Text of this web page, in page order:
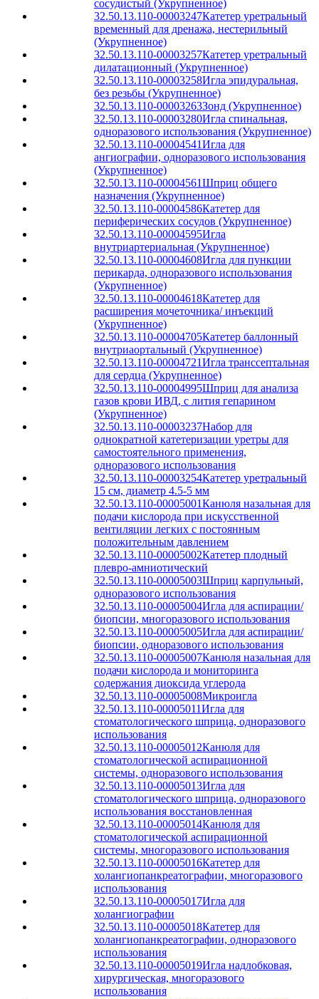
сосудистый (Укрупненное)
32.50.13.110-00003247Катетер уретральный
временный для дренажа, нестерильный
(Укрупненное)
32.50.13.110-00003257Катетер уретральный
дилатационный (Укрупненное)
32.50.13.110-00003258Игла эпидуральная,
без резьбы (Укрупненное)
32.50.13.110-00003263Зонд (Укрупненное)
32.50.13.110-00003280Игла спинальная,
одноразового использования (Укрупненное)
32.50.13.110-00004541Игла для
ангиографии, одноразового использования
(Укрупненное)
32.50.13.110-00004561Шприц общего
назначения (Укрупненное)
32.50.13.110-00004586Катетер для
периферических сосудов (Укрупненное)
32.50.13.110-00004595Игла
внутриартериальная (Укрупненное)
32.50.13.110-00004608Игла для пункции
перикарда, одноразового использования
(Укрупненное)
32.50.13.110-00004618Катетер для
расширения мочеточника/ инъекций
(Укрупненное)
32.50.13.110-00004705Катетер баллонный
внутриаортальный (Укрупненное)
32.50.13.110-00004721Игла транссептальная
для сердца (Укрупненное)
32.50.13.110-00004995Шприц для анализа
газов крови ИВД, с лития гепарином
(Укрупненное)
32.50.13.110-00003237Набор для
однократной катетеризации уретры для
самостоятельного применения,
одноразового использования
32.50.13.110-00003254Катетер уретральный
15 см, диаметр 4.5-5 мм
32.50.13.110-00005001Канюля назальная для
подачи кислорода при искусственной
вентиляции легких с постоянным
положительным давлением
32.50.13.110-00005002Катетер плодный
плевро-амниотический
32.50.13.110-00005003Шприц карпульный,
одноразового использования
32.50.13.110-00005004Игла для аспирации/
биопсии, многоразового использования
32.50.13.110-00005005Игла для аспирации/
биопсии, одноразового использования
32.50.13.110-00005007Канюля назальная для
подачи кислорода и мониторинга
содержания диоксида углерода
32.50.13.110-00005008Микроигла
32.50.13.110-00005011Игла для
стоматологического шприца, одноразового
использования
32.50.13.110-00005012Канюля для
стоматологической аспирационной
системы, одноразового использования
32.50.13.110-00005013Игла для
стоматологического шприца, одноразового
использования восстановленная
32.50.13.110-00005014Канюля для
стоматологической аспирационной
системы, многоразового использования
32.50.13.110-00005016Катетер для
холангиопанкреатографии, многоразового
использования
32.50.13.110-00005017Игла для
холангиографии
32.50.13.110-00005018Катетер для
холангиопанкреатографии, одноразового
использования
32.50.13.110-00005019Игла надлобковая,
хирургическая, многоразового
использования